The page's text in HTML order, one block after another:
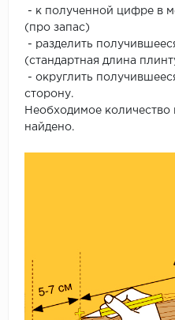
- к полученной цифре в
(про запас)
- разделить
(стандартная длина
- округлить
сторону.
Необходимое количество
найдено.